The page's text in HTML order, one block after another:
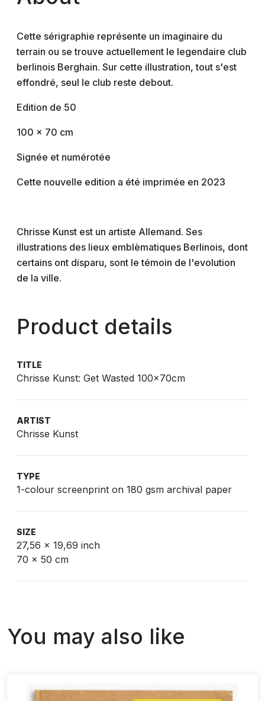
Cette sérigraphie représente un imaginaire du
terrain ou se trouve actuellement le legendaire club
berlinois Berghain. Sur cette illustration, tout s'est
effondré, seul le club reste debout.
Edition de 50
100 x 70 cm
Signée et numérotée
Cette nouvelle edition a été imprimée en 2023
Chrisse Kunst est un artiste Allemand. Ses
illustrations des lieux emblèmatiques Berlinois, dont
certains ont disparu, sont le témoin de l'evolution
de la ville.
Product details
TITLE
Chrisse Kunst: Get Wasted 100x70cm
ARTIST
Chrisse Kunst
TYPE
1-colour screenprint on 180 gsm archival paper
SIZE
27,56 x 19,69 inch
70 x 50 cm
You may also like